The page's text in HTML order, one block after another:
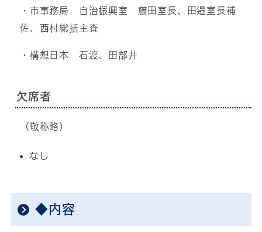
・市事務局 自治振興室 藤田室長、田邉室長補
佐、西村総括主査
・構想日本 石渡、田部井
欠席者
（敬称略）
なし
◆内容